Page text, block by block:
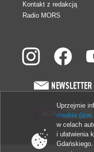
Kontakt z redakcją
Radio MORS
© 2013-
Uprzejmie
cookie
w celach
i ułatwienia